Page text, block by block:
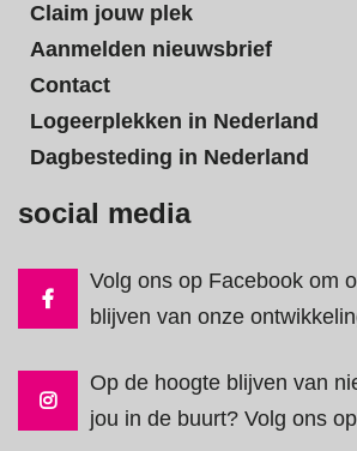
Claim jouw plek
Aanmelden nieuwsbrief
Contact
Logeerplekken in Nederland
Dagbesteding in Nederland
social media
Volg ons op Facebook om
blijven van onze
Op de hoogte blijven van
jou in de buurt? Volg ons